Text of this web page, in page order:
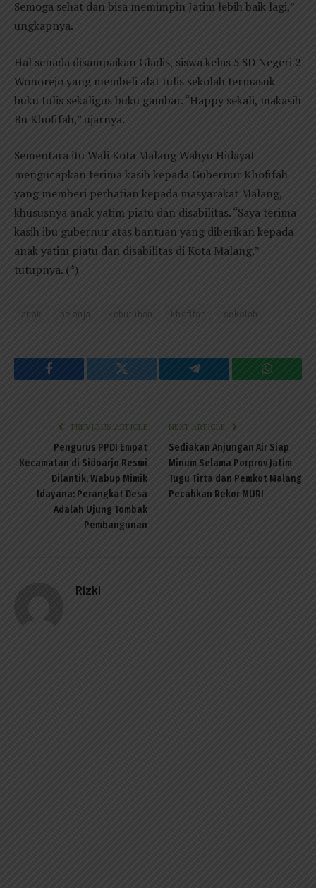
Semoga sehat dan bisa memimpin Jatim lebih baik lagi,”
ungkapnya.
Hal senada disampaikan Gladis, siswa kelas 5 SD Negeri 2
Wonorejo yang membeli alat tulis sekolah termasuk
buku tulis sekaligus buku gambar. “Happy sekali, makasih
Bu Khofifah,” ujarnya.
Sementara itu Wali Kota Malang Wahyu Hidayat
mengucapkan terima kasih kepada Gubernur Khofifah
yang memberi perhatian kepada masyarakat Malang,
khususnya anak yatim piatu dan disabilitas. “Saya terima
kasih ibu gubernur atas bantuan yang diberikan kepada
anak yatim piatu dan disabilitas di Kota Malang,”
tutupnya. (*)
anak belanja kebutuhan khofifah sekolah
Facebook Twitter Telegram
PREVIOUS ARTICLE
Pengurus PPDI Empat
Kecamatan di Sidoarjo Resmi
Dilantik, Wabup Mimik
Idayana: Perangkat Desa
Adalah Ujung Tombak
Pembangunan
NEXT ARTICLE
Sediakan Anjungan Air Siap
Minum Selama Porprov Jatim
Tugu Tirta dan Pemkot Malang
Pecahkan Rekor MURI
Rizki